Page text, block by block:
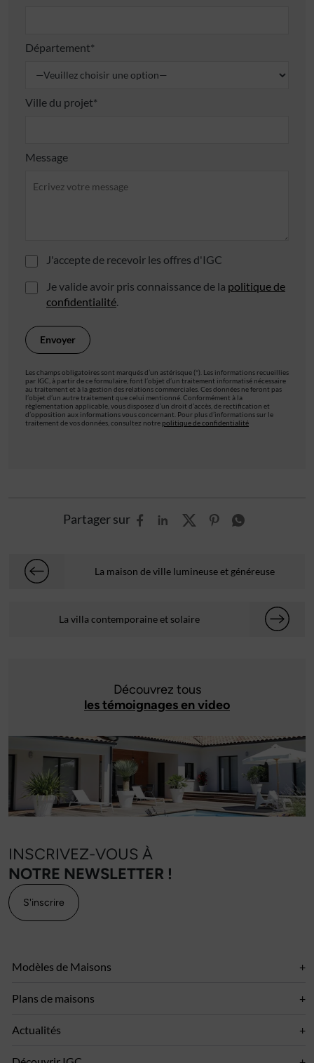
Département*
Ville du projet*
Message
J'accepte de recevoir les offres d'IGC
Je valide avoir pris connaissance de la politique de
confidentialité
Les champs obligatoires sont marqués d’un astérisque (*). Les informations recueillies
par IGC, à partir de ce formulaire, font l’objet d’un traitement informatisé nécessaire
au traitement et à la gestion des relations commerciales. Ces données ne feront pas
l’objet d’un autre traitement que celui mentionné. Conformément à la
règlementation applicable, vous disposez d’un droit d’accès, de rectification et
d’opposition aux informations vous concernant. Pour plus d’informations sur le
traitement de vos données, consultez notre politique de confidentialité
Partager sur
La maison de ville lumineuse et généreuse
La villa contemporaine et solaire
Découvrez tous
les témoignages en video
INSCRIVEZ-VOUS À
NOTRE NEWSLETTER !
S'inscrire
Modèles de Maisons
Plans de maisons
Actualités